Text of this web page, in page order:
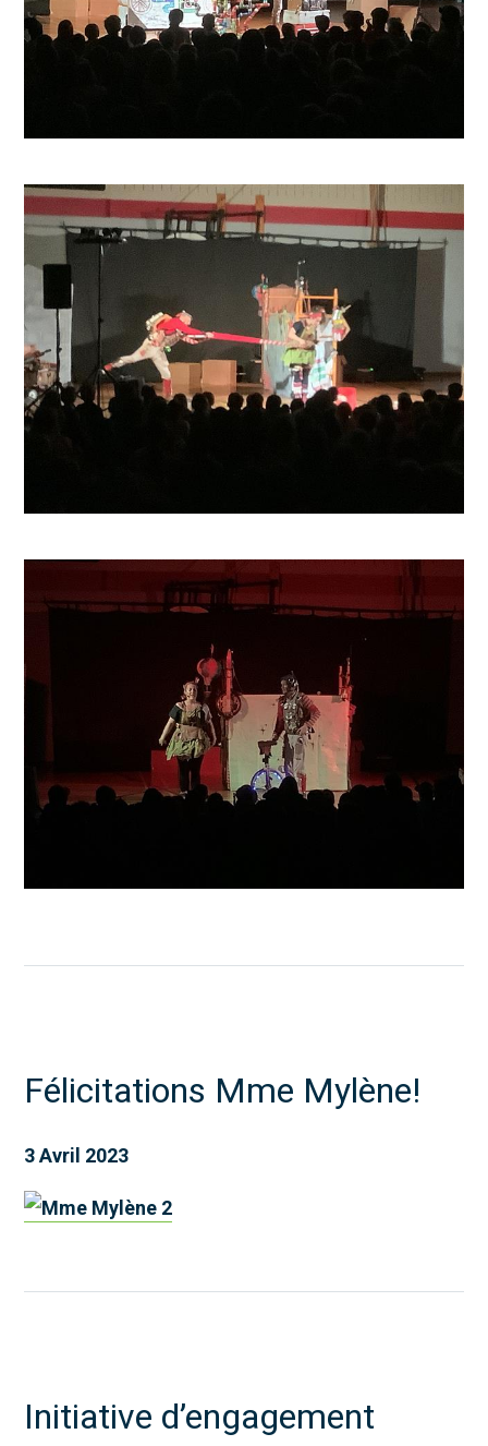
Félicitations Mme Mylène!
3 Avril 2023
Initiative d’engagement